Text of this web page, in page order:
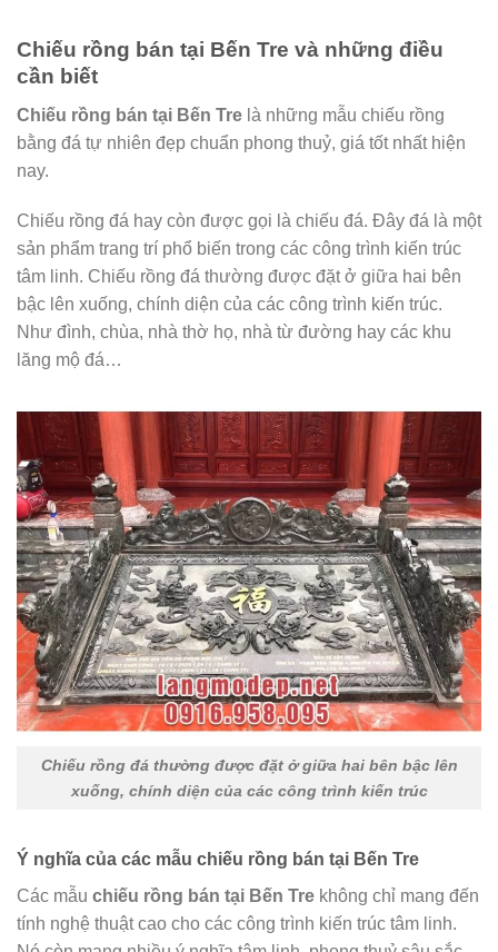
Chiếu rồng bán tại Bến Tre và những điều
cần biết
Chiếu rồng bán tại Bến Tre là những mẫu chiếu rồng
bằng đá tự nhiên đẹp chuẩn phong thuỷ, giá tốt nhất hiện
nay.
Chiếu rồng đá hay còn được gọi là chiếu đá. Đây đá là một
sản phẩm trang trí phổ biến trong các công trình kiến trúc
tâm linh. Chiếu rồng đá thường được đặt ở giữa hai bên
bậc lên xuống, chính diện của các công trình kiến trúc.
Như đình, chùa, nhà thờ họ, nhà từ đường hay các khu
lăng mộ đá…
Chiếu rồng đá thường được đặt ở giữa hai bên bậc lên
xuống, chính diện của các công trình kiến trúc
Ý nghĩa của các mẫu chiếu rồng bán tại Bến Tre
Các mẫu chiếu rồng bán tại Bến Tre không chỉ mang đến
tính nghệ thuật cao cho các công trình kiến trúc tâm linh.